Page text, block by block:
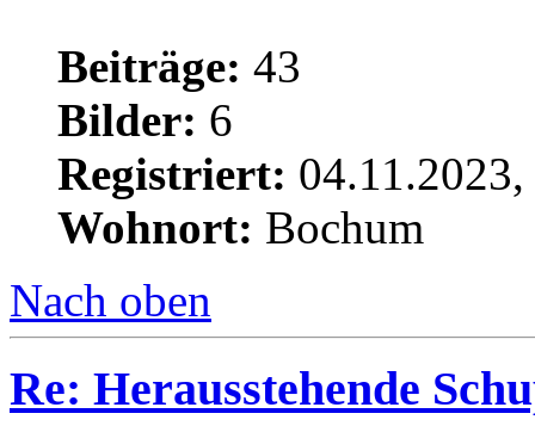
Beiträge: 43
Bilder: 6
Registriert:
Wohnort: Bochum
Nach oben
Re: Herausstehende